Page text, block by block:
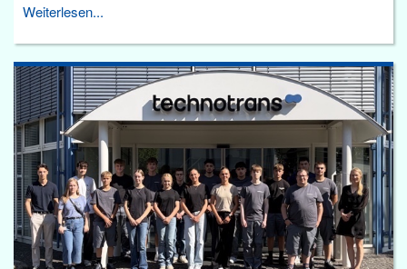
Weiterlesen...